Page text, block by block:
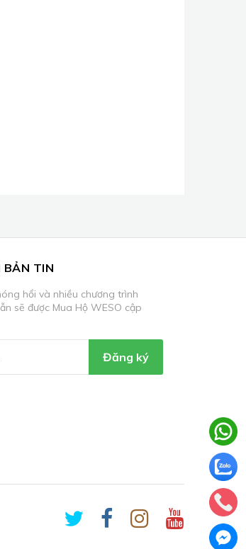
BẢN TIN
hổi và nhiều chương trình
sẽ được Mua Hộ WESO cập
Đăng ký